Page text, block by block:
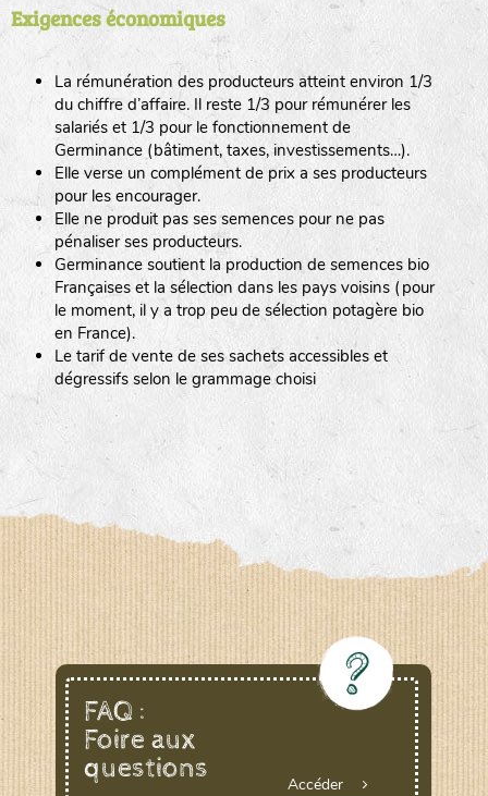
Exigences économiques
La rémunération des producteurs atteint environ 1/3
du chiffre d’affaire. Il reste 1/3 pour rémunérer les
salariés et 1/3 pour le fonctionnement de
Germinance (bâtiment, taxes, investissements…).
Elle verse un complément de prix a ses producteurs
pour les encourager.
Elle ne produit pas ses semences pour ne pas
pénaliser ses producteurs.
Germinance soutient la production de semences bio
Françaises et la sélection dans les pays voisins (pour
le moment, il y a trop peu de sélection potagère bio
en France).
Le tarif de vente de ses sachets accessibles et
dégressifs selon le grammage choisi
FAQ :
Foire aux
questions
Accéder